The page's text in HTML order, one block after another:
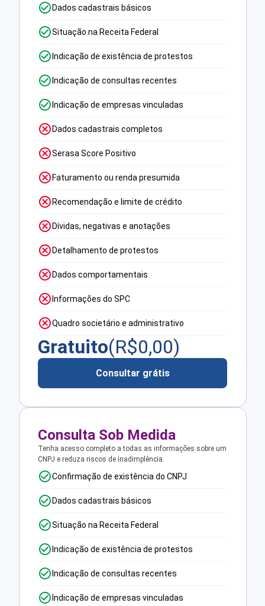
Dados cadastrais básicos
Situação na Receita Federal
Indicação de existência de protestos
Indicação de consultas recentes
Indicação de empresas vinculadas
Dados cadastrais completos
Serasa Score Positivo
Faturamento ou renda presumida
Recomendação e limite de crédito
Dívidas, negativas e anotações
Detalhamento de protestos
Dados comportamentais
Informações do SPC
Quadro societário e administrativo
Gratuito(R$0,00)
Consultar grátis
Consulta Sob Medida
Tenha acesso completo a todas as informações sobre um
CNPJ e reduza riscos de inadimplência.
Confirmação de existência do CNPJ
Dados cadastrais básicos
Situação na Receita Federal
Indicação de existência de protestos
Indicação de consultas recentes
Indicação de empresas vinculadas